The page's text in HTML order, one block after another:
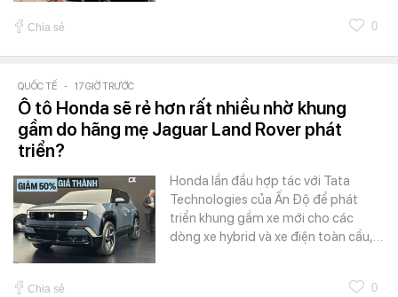
Chia sẻ 0
QUỐC TẾ - 17 GIỜ TRƯỚC
Ô tô Honda sẽ rẻ hơn rất nhiều nhờ khung
gầm do hãng mẹ Jaguar Land Rover phát
triển?
Honda lần đầu hợp tác với Tata
Technologies của Ấn Độ để phát
triển khung gầm xe mới cho các
dòng xe hybrid và xe điện toàn cầu,…
Chia sẻ 0